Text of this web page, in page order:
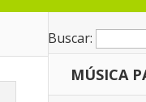
Buscar:
MÚSICA